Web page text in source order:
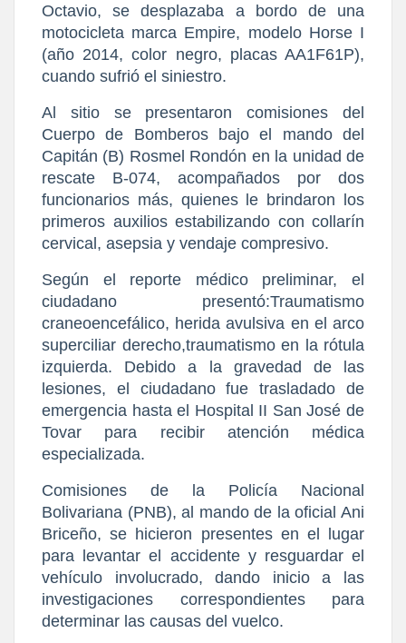
Octavio, se desplazaba a bordo de una
motocicleta marca Empire, modelo Horse I
(año 2014, color negro, placas AA1F61P),
cuando sufrió el siniestro.
​Al sitio se presentaron comisiones del
Cuerpo de Bomberos bajo el mando del
Capitán (B) Rosmel Rondón en la unidad de
rescate B-074, acompañados por dos
funcionarios más, quienes le brindaron los
primeros auxilios estabilizando con collarín
cervical, asepsia y vendaje compresivo.
​Según el reporte médico preliminar, el
ciudadano presentó:Traumatismo
craneoencefálico, herida avulsiva en el arco
superciliar derecho,​traumatismo en la rótula
izquierda. Debido a la gravedad de las
lesiones, el ciudadano fue trasladado de
emergencia hasta el Hospital II San José de
Tovar para recibir atención médica
especializada.
​Comisiones de la Policía Nacional
Bolivariana (PNB), al mando de la oficial Ani
Briceño, se hicieron presentes en el lugar
para levantar el accidente y resguardar el
vehículo involucrado, dando inicio a las
investigaciones correspondientes para
determinar las causas del vuelco.